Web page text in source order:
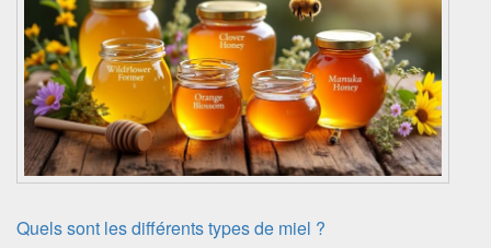
Quels sont les différents types de miel ?